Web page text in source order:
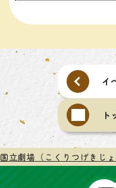
イ
ト
国立劇場（こくりつげきじ